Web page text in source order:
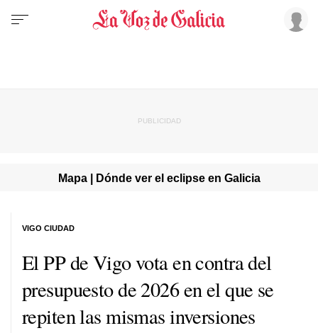
Mapa | Dónde ver el eclipse en Galicia
El PP de Vigo vota en contra del
presupuesto de 2026 en el que se
repiten las mismas inversiones
VIGO CIUDAD